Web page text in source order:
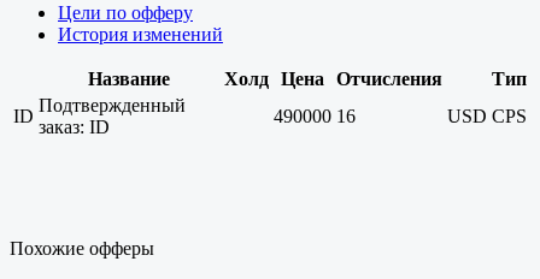
Цели по офферу
История изменений
Название Холд Цена Отчисления
Тип
ID
Подтвержденный
заказ: ID
490000 16 USD CPS
Похожие офферы